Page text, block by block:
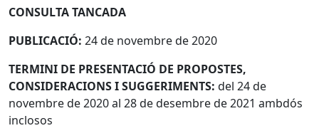
CONSULTA TANCADA
PUBLICACIÓ: 24 de novembre de 2020
TERMINI DE PRESENTACIÓ DE PROPOSTES,
CONSIDERACIONS I SUGGERIMENTS: del 24 de
novembre de 2020 al 28 de desembre de 2021 ambdós
inclosos